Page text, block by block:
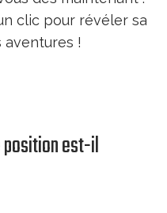
clic pour révéler sa
aventures !
est-il